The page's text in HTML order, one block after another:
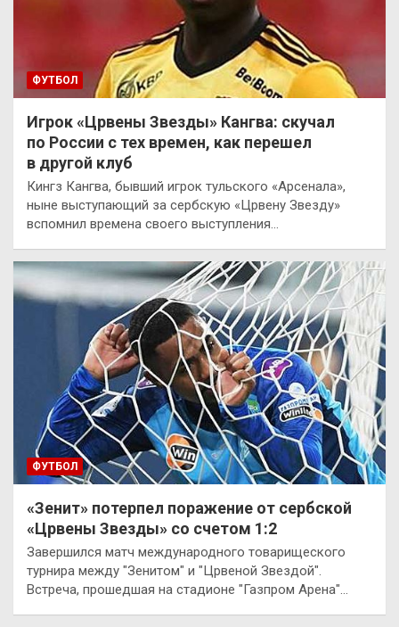
ФУТБОЛ
Игрок «Црвены Звезды» Кангва: скучал
по России с тех времен, как перешел
в другой клуб
Кингз Кангва, бывший игрок тульского «Арсенала»,
ныне выступающий за сербскую «Црвену Звезду»
вспомнил времена своего выступления…
ФУТБОЛ
«Зенит» потерпел поражение от сербской
«Црвены Звезды» со счетом 1:2
Завершился матч международного товарищеского
турнира между "Зенитом" и "Црвеной Звездой".
Встреча, прошедшая на стадионе "Газпром Арена"…